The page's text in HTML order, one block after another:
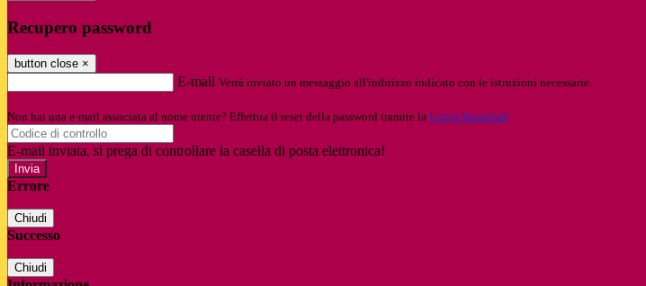
Recupero password
button close ×
E-mail Verrà inviato un messaggio all'indirizzo indicato con le istruzioni necessarie.
Non hai una e-mail associata al nome utente? Effettua il reset della password tramite la Login Spaggiari
E-mail inviata, si prega di controllare la casella di posta elettronica!
Errore
Chiudi
Successo
Chiudi